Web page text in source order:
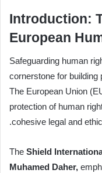
Introduction:
European
Safeguarding human
cornerstone for building
The European Union
protection of human
cohesive legal and
The Shield
Muhamed Daher,